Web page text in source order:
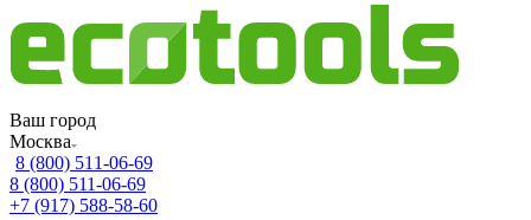
Ваш город
Москва
8 (800) 511-06-69
8 (800) 511-06-69
+7 (917) 588-58-60